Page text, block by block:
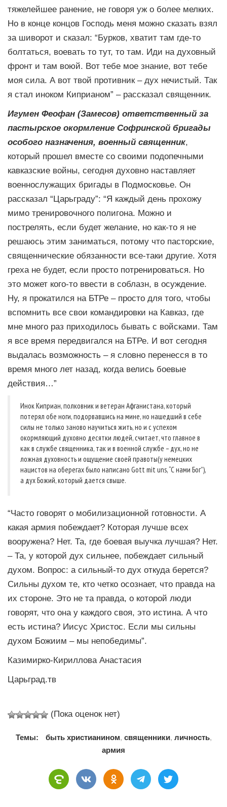
тяжелейшее ранение, не говоря уж о более мелких.
Но в конце концов Господь меня можно сказать взял
за шиворот и сказал: “Бурков, хватит там где-то
болтаться, воевать то тут, то там. Иди на духовный
фронт и там воюй. Вот тебе мое знание, вот тебе
моя сила. А вот твой противник – дух нечистый. Так
я стал иноком Киприаном” – рассказал священник.
Игумен Феофан (Замесов) ответственный за
пастырское окормление Софринской бригады
особого назначения, военный священник,
который прошел вместе со своими подопечными
кавказские войны, сегодня духовно наставляет
военнослужащих бригады в Подмосковье. Он
рассказал “Царьграду”: “Я каждый день прохожу
мимо тренировочного полигона. Можно и
пострелять, если будет желание, но как-то я не
решаюсь этим заниматься, потому что пасторские,
священнические обязанности все-таки другие. Хотя
греха не будет, если просто потренироваться. Но
это может кого-то ввести в соблазн, в осуждение.
Ну, я прокатился на БТРе – просто для того, чтобы
вспомнить все свои командировки на Кавказ, где
мне много раз приходилось бывать с войсками. Там
я все время передвигался на БТРе. И вот сегодня
выдалась возможность – я словно перенесся в то
время много лет назад, когда велись боевые
действия…”
Инок Киприан, полковник и ветеран Афганистана, который
потерял обе ноги, подорвавшись на мине, но нашедший в себе
силы не только заново научиться жить, но и с успехом
окормляющий духовно десятки людей, считает, что главное в
как в службе священника, так и в военной службе – дух, но не
ложная духовность и ощущение своей правоты(у немецких
нацистов на оберегах было написано Gott mit uns, “С нами Бог”),
а дух Божий, который дается свыше.
“Часто говорят о мобилизационной готовности. А
какая армия побеждает? Которая лучше всех
вооружена? Нет. Та, где боевая выучка лучшая? Нет.
– Та, у которой дух сильнее, побеждает сильный
духом. Вопрос: а сильный-то дух откуда берется?
Сильны духом те, кто четко осознает, что правда на
их стороне. Это не та правда, о которой люди
говорят, что она у каждого своя, это истина. А что
есть истина? Иисус Христос. Если мы сильны
духом Божиим – мы непобедимы”.
Казимирко-Кириллова Анастасия
Царьград.тв
(Пока оценок нет)
Темы: быть христианином, священники, личность,
армия